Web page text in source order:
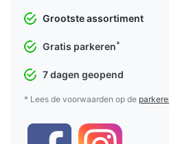
Grootste assortiment
Gratis parkeren*
7 dagen geopend
* Lees de voorwaarden op de